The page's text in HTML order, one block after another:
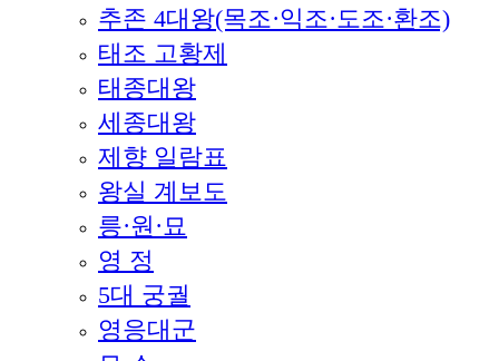
추존 4대왕(목조·익조·도조·환조)
태조 고황제
태종대왕
세종대왕
제향 일람표
왕실 계보도
릉·원·묘
영 정
5대 궁궐
영응대군